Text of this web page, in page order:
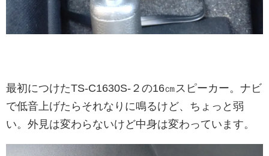
最初につけたTS-C1630S-２の16㎝スピーカー。ナビ
で低音上げたらそれなりに鳴るけど、ちょっと弱
い。外見は変わらないけど中身は変わっています。